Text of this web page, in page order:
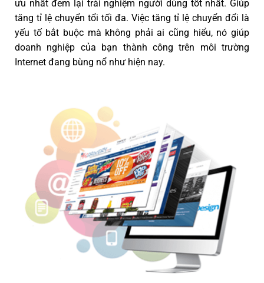
ưu nhất đem lại trải nghiệm người dùng tốt nhất. Giúp
tăng tỉ lệ chuyển tổi tối đa. Việc tăng tỉ lệ chuyển đổi là
yếu tố bắt buộc mà không phải ai cũng hiểu, nó giúp
doanh nghiệp của bạn thành công trên môi trường
Internet đang bùng nổ như hiện nay.